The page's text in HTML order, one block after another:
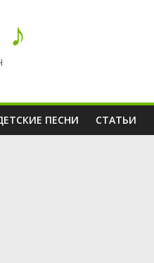
ПЕСНИ СТАТЬИ